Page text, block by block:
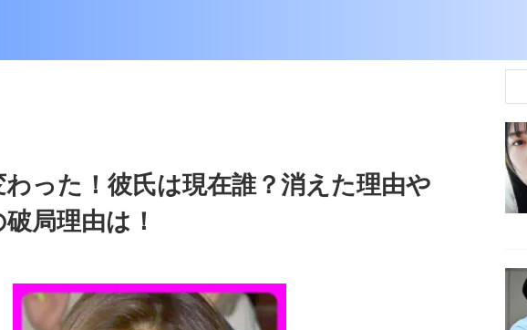
った！彼氏は現在誰？消えた理由や
局理由は！